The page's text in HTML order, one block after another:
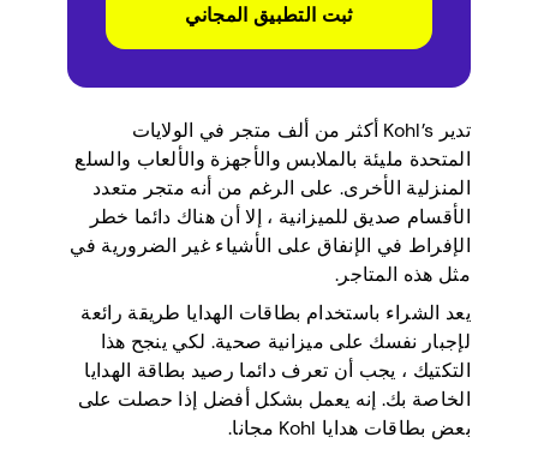
ثبت التطبيق المجاني
تدير Kohl’s أكثر من ألف متجر في الولايات
المتحدة مليئة بالملابس والأجهزة والألعاب والسلع
المنزلية الأخرى. على الرغم من أنه متجر متعدد
الأقسام صديق للميزانية ، إلا أن هناك دائما خطر
الإفراط في الإنفاق على الأشياء غير الضرورية في
مثل هذه المتاجر.
يعد الشراء باستخدام بطاقات الهدايا طريقة رائعة
لإجبار نفسك على ميزانية صحية. لكي ينجح هذا
التكتيك ، يجب أن تعرف دائما رصيد بطاقة الهدايا
الخاصة بك. إنه يعمل بشكل أفضل إذا حصلت على
بعض بطاقات هدايا Kohl مجانا.